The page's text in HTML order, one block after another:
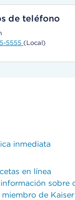
de teléfono
5555 (Local)
inmediata
en línea
sobre
de